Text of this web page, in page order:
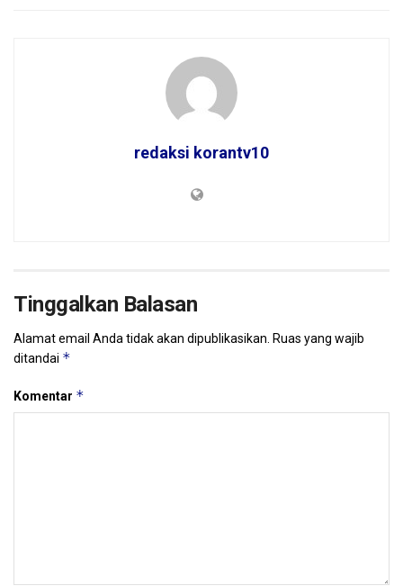
redaksi korantv10
Tinggalkan Balasan
Alamat email Anda tidak akan dipublikasikan. Ruas yang wajib
ditandai *
Komentar *